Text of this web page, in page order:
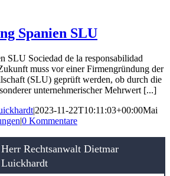
Spanien SLU
SLU Sociedad de la responsabilidad
muss vor einer Firmengründung der
(SLU) geprüft werden, ob durch die
unternehmerischer Mehrwert [...]
|2023-11-22T10:11:03+00:00Mai
|0 Kommentare
Herr Rechtsanwalt Dietmar
Luickhardt